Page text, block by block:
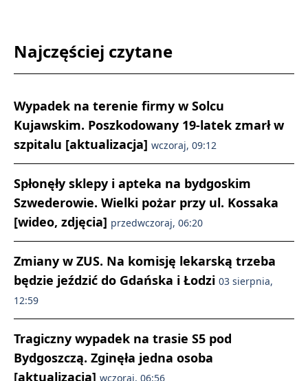
Najczęściej czytane
Wypadek na terenie firmy w Solcu
Kujawskim. Poszkodowany 19-latek zmarł w
szpitalu [aktualizacja] wczoraj, 09:12
Spłonęły sklepy i apteka na bydgoskim
Szwederowie. Wielki pożar przy ul. Kossaka
[wideo, zdjęcia] przedwczoraj, 06:20
Zmiany w ZUS. Na komisję lekarską trzeba
będzie jeździć do Gdańska i Łodzi 03 sierpnia,
12:59
Tragiczny wypadek na trasie S5 pod
Bydgoszczą. Zginęła jedna osoba
[aktualizacja] wczoraj, 06:56